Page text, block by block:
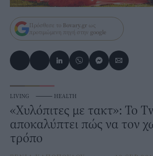
Πρόσθεσε το Bovary.gr ως
προτιμώμενη πηγή στην google
LIVING ⸻ HEALTH
«Xυλόπιτες με τακτ»: Το
αποκαλύπτει πώς να τον
τρόπο